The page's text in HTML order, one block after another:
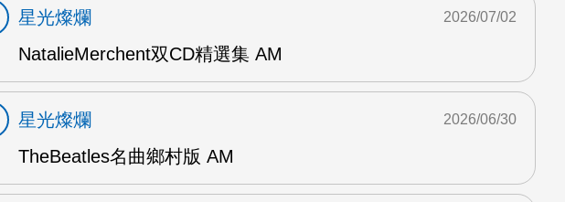
星光燦爛
NatalieMerchent双CD精選集 AM
2026/07/02
星光燦爛
TheBeatles名曲鄉村版 AM
2026/06/30